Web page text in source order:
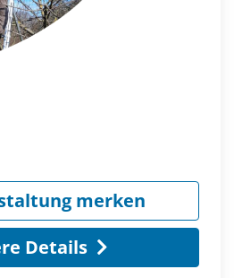
merken
Details